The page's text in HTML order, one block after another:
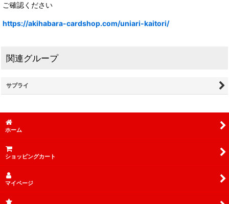
ご確認ください
https://akihabara-cardshop.com/uniari-kaitori/
関連グループ
サプライ
ホーム
ショッピングカート
マイページ